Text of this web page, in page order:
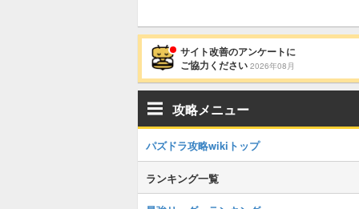
サイト改善のアンケートに
ご協力ください 2026年08月
攻略メニュー
パズドラ攻略wikiトップ
ランキング一覧